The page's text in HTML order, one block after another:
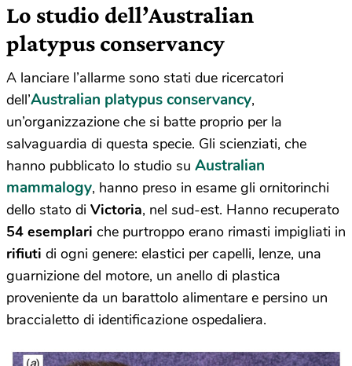
Lo studio dell’Australian
platypus conservancy
A lanciare l’allarme sono stati due ricercatori
dell’Australian platypus conservancy,
un’organizzazione che si batte proprio per la
salvaguardia di questa specie. Gli scienziati, che
hanno pubblicato lo studio su Australian
mammalogy, hanno preso in esame gli ornitorinchi
dello stato di Victoria, nel sud-est. Hanno recuperato
54 esemplari che purtroppo erano rimasti impigliati in
rifiuti di ogni genere: elastici per capelli, lenze, una
guarnizione del motore, un anello di plastica
proveniente da un barattolo alimentare e persino un
braccialetto di identificazione ospedaliera.